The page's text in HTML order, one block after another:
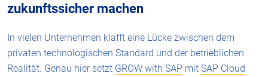
zukunftssicher machen
In vielen Unternehmen klafft eine Lücke zwischen dem
privaten technologischen Standard und der betrieblichen
Realität. Genau hier setzt GROW with SAP mit SAP Cloud